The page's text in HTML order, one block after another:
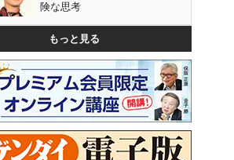
険な思考
もっと見る